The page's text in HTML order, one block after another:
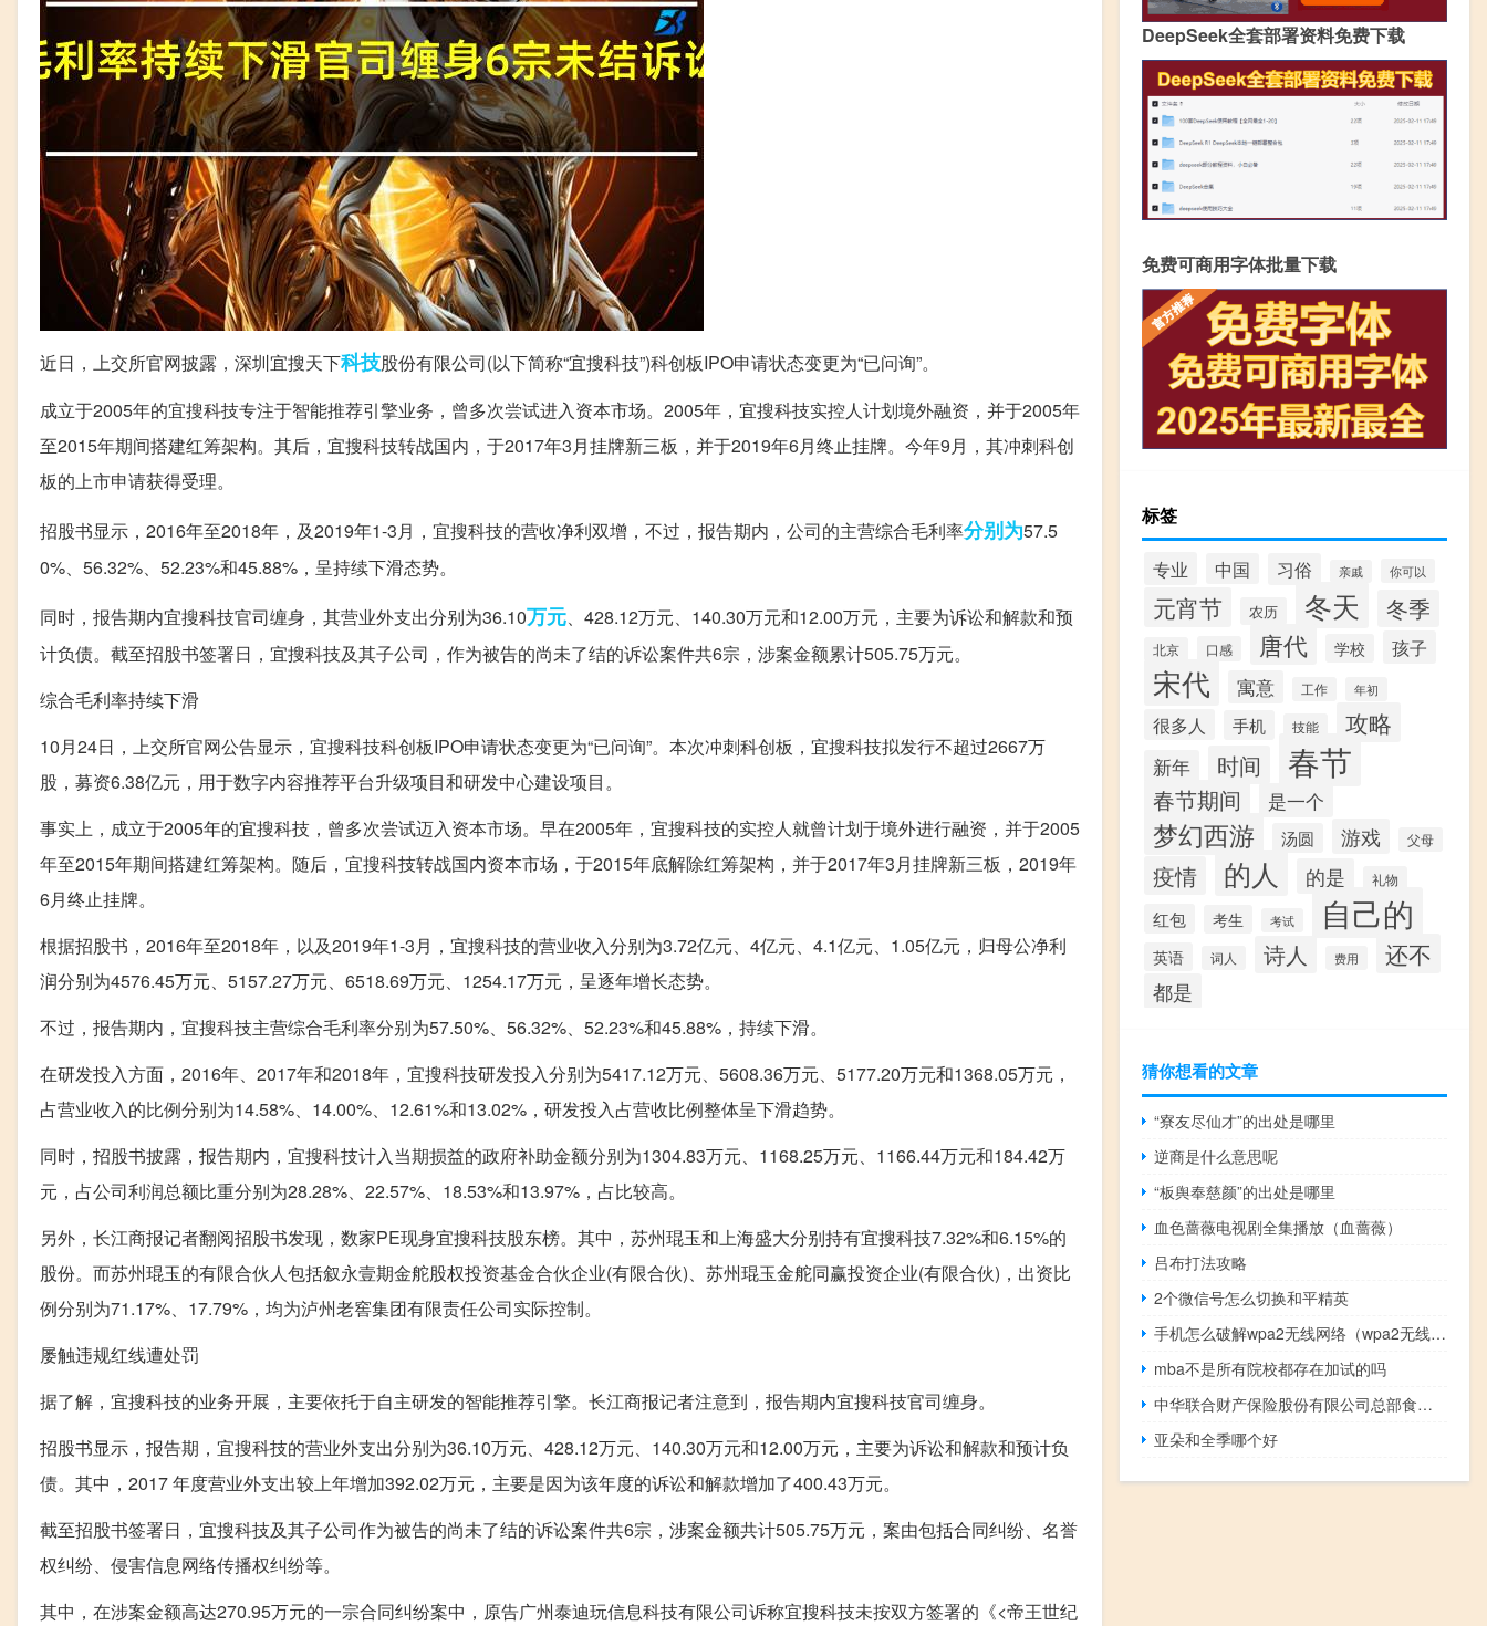
近日，上交所官网披露，深圳宜搜天下科技股份有限公司(以下简称“宜搜科技”)科创板IPO申请状态变更为“已问询”。
成立于2005年的宜搜科技专注于智能推荐引擎业务，曾多次尝试进入资本市场。2005年，宜搜科技实控人计划境外融资，并于2005年
至2015年期间搭建红筹架构。其后，宜搜科技转战国内，于2017年3月挂牌新三板，并于2019年6月终止挂牌。今年9月，其冲刺科创
板的上市申请获得受理。
招股书显示，2016年至2018年，及2019年1-3月，宜搜科技的营收净利双增，不过，报告期内，公司的主营综合毛利率分别为57.5
0%、56.32%、52.23%和45.88%，呈持续下滑态势。
同时，报告期内宜搜科技官司缠身，其营业外支出分别为36.10万元、428.12万元、140.30万元和12.00万元，主要为诉讼和解款和预
计负债。截至招股书签署日，宜搜科技及其子公司，作为被告的尚未了结的诉讼案件共6宗，涉案金额累计505.75万元。
综合毛利率持续下滑
10月24日，上交所官网公告显示，宜搜科技科创板IPO申请状态变更为“已问询”。本次冲刺科创板，宜搜科技拟发行不超过2667万
股，募资6.38亿元，用于数字内容推荐平台升级项目和研发中心建设项目。
事实上，成立于2005年的宜搜科技，曾多次尝试迈入资本市场。早在2005年，宜搜科技的实控人就曾计划于境外进行融资，并于2005
年至2015年期间搭建红筹架构。随后，宜搜科技转战国内资本市场，于2015年底解除红筹架构，并于2017年3月挂牌新三板，2019年
6月终止挂牌。
根据招股书，2016年至2018年，以及2019年1-3月，宜搜科技的营业收入分别为3.72亿元、4亿元、4.1亿元、1.05亿元，归母公净利
润分别为4576.45万元、5157.27万元、6518.69万元、1254.17万元，呈逐年增长态势。
不过，报告期内，宜搜科技主营综合毛利率分别为57.50%、56.32%、52.23%和45.88%，持续下滑。
在研发投入方面，2016年、2017年和2018年，宜搜科技研发投入分别为5417.12万元、5608.36万元、5177.20万元和1368.05万元，
占营业收入的比例分别为14.58%、14.00%、12.61%和13.02%，研发投入占营收比例整体呈下滑趋势。
同时，招股书披露，报告期内，宜搜科技计入当期损益的政府补助金额分别为1304.83万元、1168.25万元、1166.44万元和184.42万
元，占公司利润总额比重分别为28.28%、22.57%、18.53%和13.97%，占比较高。
另外，长江商报记者翻阅招股书发现，数家PE现身宜搜科技股东榜。其中，苏州琨玉和上海盛大分别持有宜搜科技7.32%和6.15%的
股份。而苏州琨玉的有限合伙人包括叙永壹期金舵股权投资基金合伙企业(有限合伙)、苏州琨玉金舵同赢投资企业(有限合伙)，出资比
例分别为71.17%、17.79%，均为泸州老窖集团有限责任公司实际控制。
屡触违规红线遭处罚
据了解，宜搜科技的业务开展，主要依托于自主研发的智能推荐引擎。长江商报记者注意到，报告期内宜搜科技官司缠身。
招股书显示，报告期，宜搜科技的营业外支出分别为36.10万元、428.12万元、140.30万元和12.00万元，主要为诉讼和解款和预计负
债。其中，2017 年度营业外支出较上年增加392.02万元，主要是因为该年度的诉讼和解款增加了400.43万元。
截至招股书签署日，宜搜科技及其子公司作为被告的尚未了结的诉讼案件共6宗，涉案金额共计505.75万元，案由包括合同纠纷、名誉
权纠纷、侵害信息网络传播权纠纷等。
其中，在涉案金额高达270.95万元的一宗合同纠纷案中，原告广州泰迪玩信息科技有限公司诉称宜搜科技未按双方签署的《<帝王世纪
DeepSeek全套部署资料免费下载
免费可商用字体批量下载
标签
专业 中国 习俗 亲戚 你可以
元宵节 农历 冬天 冬季
北京 口感 唐代 学校 孩子
宋代 寓意 工作 年初
很多人 手机 技能 攻略
新年 时间 春节
春节期间 是一个
梦幻西游 汤圆 游戏 父母
疫情 的人 的是 礼物
红包 考生 考试 自己的
英语 词人 诗人 费用 还不
都是
猜你想看的文章
“寮友尽仙才”的出处是哪里
逆商是什么意思呢
“板舆奉慈颜”的出处是哪里
血色蔷薇电视剧全集播放（血蔷薇）
吕布打法攻略
2个微信号怎么切换和平精英
手机怎么破解wpa2无线网络（wpa2无线网络破解）
mba不是所有院校都存在加试的吗
中华联合财产保险股份有限公司总部食堂（中华联合财产保险股份有限公司官网）
亚朵和全季哪个好